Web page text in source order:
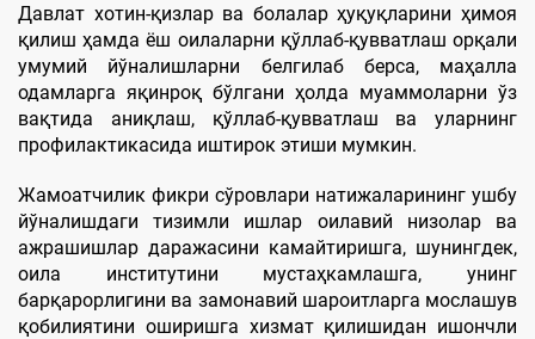
Давлат хотин-қизлар ва болалар ҳуқуқларини ҳимоя
қилиш ҳамда ёш оилаларни қўллаб-қувватлаш орқали
умумий йўналишларни белгилаб берса, маҳалла
одамларга яқинроқ бўлгани ҳолда муаммоларни ўз
вақтида аниқлаш, қўллаб-қувватлаш ва уларнинг
профилактикасида иштирок этиши мумкин.
Жамоатчилик фикри сўровлари натижаларининг ушбу
йўналишдаги тизимли ишлар оилавий низолар ва
ажрашишлар даражасини камайтиришга, шунингдек,
оила институтини мустаҳкамлашга, унинг
барқарорлигини ва замонавий шароитларга мослашув
қобилиятини оширишга хизмат қилишидан ишончли